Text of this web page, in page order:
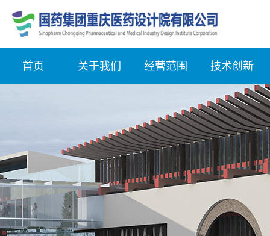
首页 关于我们 经营范围 技术创新